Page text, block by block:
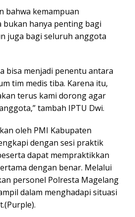
bahwa kemampuan
hanya penting bagi
juga bagi seluruh anggota
bisa menjadi penentu antara
tim medis tiba. Karena itu,
terus kami dorong agar
tambah IPTU Dwi.
oleh PMI Kabupaten
dengan sesi praktik
dapat mempraktikkan
dengan benar. Melalui
personel Polresta Magelang
dalam menghadapi situasi